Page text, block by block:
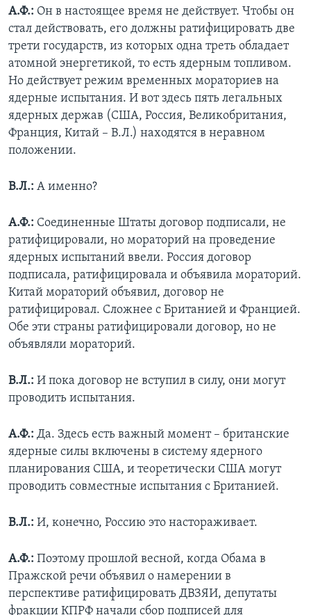
А.Ф.: Он в настоящее время не действует. Чтобы он
стал действовать, его должны ратифицировать две
трети государств, из которых одна треть обладает
атомной энергетикой, то есть ядерным топливом.
Но действует режим временных мораториев на
ядерные испытания. И вот здесь пять легальных
ядерных держав (США, Россия, Великобритания,
Франция, Китай – В.Л.) находятся в неравном
положении.
В.Л.: А именно?
А.Ф.: Соединенные Штаты договор подписали, не
ратифицировали, но мораторий на проведение
ядерных испытаний ввели. Россия договор
подписала, ратифицировала и объявила мораторий.
Китай мораторий объявил, договор не
ратифицировал. Сложнее с Британией и Францией.
Обе эти страны ратифицировали договор, но не
объявляли мораторий.
В.Л.: И пока договор не вступил в силу, они могут
проводить испытания.
А.Ф.: Да. Здесь есть важный момент – британские
ядерные силы включены в систему ядерного
планирования США, и теоретически США могут
проводить совместные испытания с Британией.
В.Л.: И, конечно, Россию это настораживает.
А.Ф.: Поэтому прошлой весной, когда Обама в
Пражской речи объявил о намерении в
перспективе ратифицировать ДВЗЯИ, депутаты
фракции КПРФ начали сбор подписей для